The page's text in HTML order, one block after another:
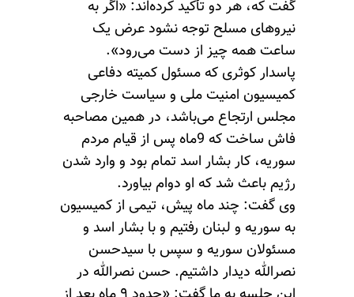
گفت که، هر دو تأکید کرده‌اند: «اگر به
نیروهای مسلح توجه نشود عرض یک
ساعت همه چیز از دست می‌رود».
پاسدار کوثری که مسئول کمیته دفاعی
کمیسیون امنیت ملی و سیاست خارجی
مجلس ارتجاع می‌باشد، در همین مصاحبه
فاش ساخت که 9ماه پس از قیام مردم
سوریه، کار بشار اسد تمام بود و وارد شدن
رژیم باعث شد که او دوام بیاورد.
وی گفت: چند ماه پیش، تیمی از کمیسیون
به سوریه و لبنان رفتیم و با بشار اسد و
مسئولان سوریه و سپس با سیدحسن
نصرالله دیدار داشتیم. حسن نصرالله در